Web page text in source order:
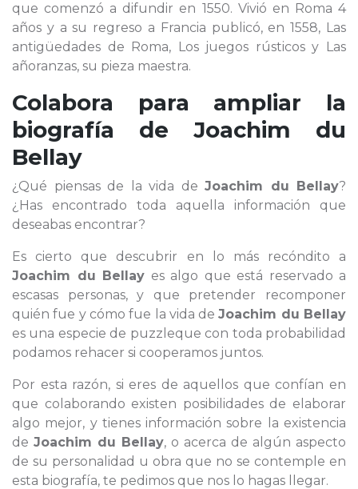
que comenzó a difundir en 1550. Vivió en Roma 4
años y a su regreso a Francia publicó, en 1558, Las
antigüedades de Roma, Los juegos rústicos y Las
añoranzas, su pieza maestra.
Colabora para ampliar la
biografía de Joachim du
Bellay
¿Qué piensas de la vida de Joachim du Bellay?
¿Has encontrado toda aquella información que
deseabas encontrar?
Es cierto que descubrir en lo más recóndito a
Joachim du Bellay es algo que está reservado a
escasas personas, y que pretender recomponer
quién fue y cómo fue la vida deJoachim du Bellay
es una especie de puzzleque con toda probabilidad
podamos rehacer si cooperamos juntos.
Por esta razón, si eres de aquellos que confían en
que colaborando existen posibilidades de elaborar
algo mejor, y tienes información sobre la existencia
de Joachim du Bellay, o acerca de algún aspecto
de su personalidad u obra que no se contemple en
esta biografía, te pedimos que nos lo hagas llegar.